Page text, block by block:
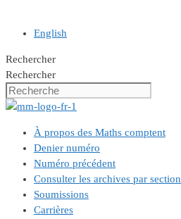
English
Rechercher
Rechercher
À propos des Maths comptent
Denier numéro
Numéro précédent
Consulter les archives par section
Soumissions
Carrières